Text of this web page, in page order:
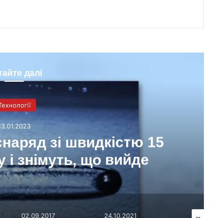
далі
зі швидкістю 15
і знімуть, що вийде
02.09.2017 24.10.2021 20.01.2018